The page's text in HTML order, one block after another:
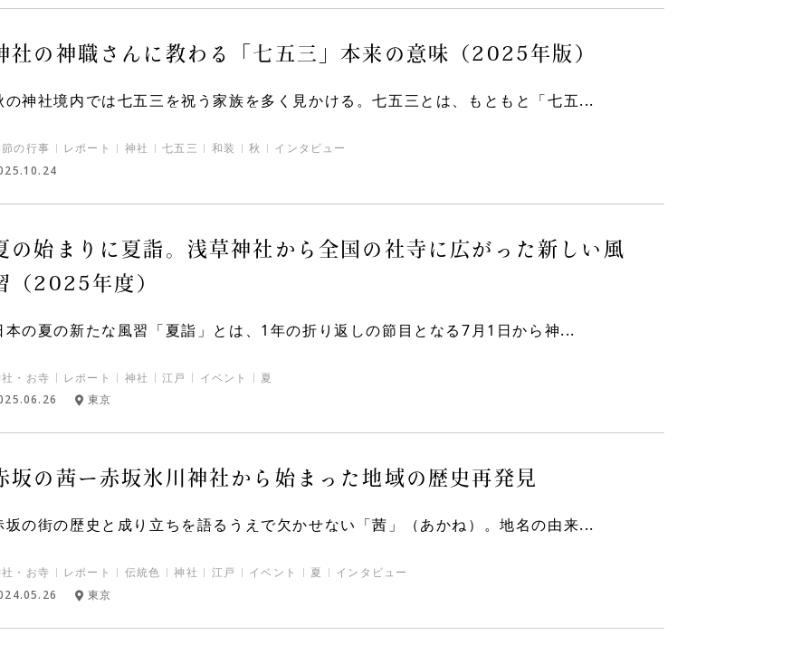
社の神職さんに教わる「七五三」本来の意味（2025年版）
の神社境内では七五三を祝う家族を多く見かける。七五三とは、もともと「七五...
の行事 レポート 神社 七五三 和装 秋 インタビュー
の始まりに夏詣。浅草神社から全国の社寺に広がった新しい風
（2025年度）
本の夏の新たな風習「夏詣」とは、1年の折り返しの節目となる7月1日から神...
・お寺 レポート 神社 江戸 イベント 夏
東京
坂の茜ー赤坂氷川神社から始まった地域の歴史再発見
坂の街の歴史と成り立ちを語るうえで欠かせない「茜」（あかね）。地名の由来...
・お寺 レポート 伝統色 神社 江戸 イベント 夏 インタビュー
東京